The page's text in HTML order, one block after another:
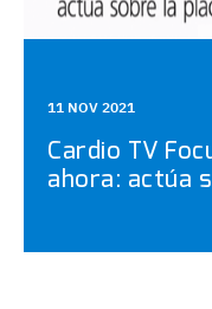
11 NOV 2021
Cardio TV
ahora: actúa